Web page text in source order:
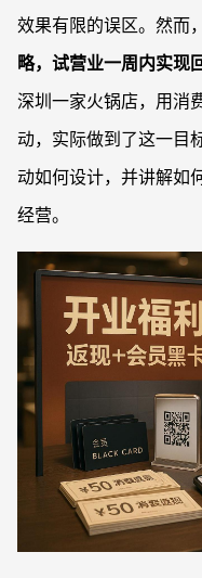
效果有限的误区。然而，
略，试营业一周内实现
深圳一家火锅店，用消
动，实际做到了这一目
动如何设计，并讲解如
经营。